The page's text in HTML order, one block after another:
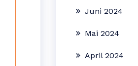
Juni 2024
Mai 2024
April 2024